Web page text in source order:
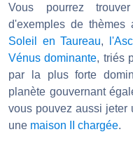
Vous pourrez
d'exemples de thèmes
Soleil en Taureau,
Vénus dominante, triés
par la plus forte
planète gouvernant
vous pouvez aussi jeter
une maison II chargée.